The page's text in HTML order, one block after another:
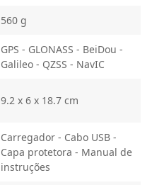
560 g
GPS - GLONASS - BeiDou -
Galileo - QZSS - NavIC
9.2 x 6 x 18.7 cm
Carregador - Cabo USB -
Capa protetora - Manual de
instruções